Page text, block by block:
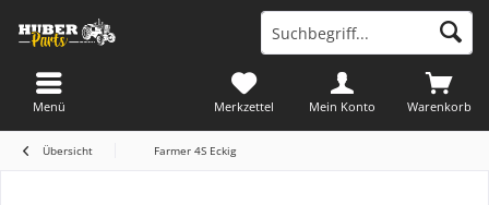
Warenkorb
Merkzettel Mein Konto
Menü
Übersicht Farmer 4S Eckig